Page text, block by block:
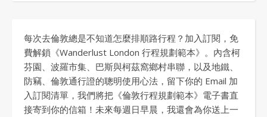
每次去倫敦總是不知道怎麼排順路行程？加入訂閱，免
費解鎖《Wanderlust London 行程規劃範本》。內含柯
芬園、波羅市集、巴斯與柯茲窩鄉村串聯，以及地鐵、
防竊、倫敦通行證的聰明使用心法，留下你的 Email 加
入訂閱清單，我們將把《倫敦行程規劃範本》電子書直
接寄到你的信箱！未來每週日早晨，我還會為你送上一